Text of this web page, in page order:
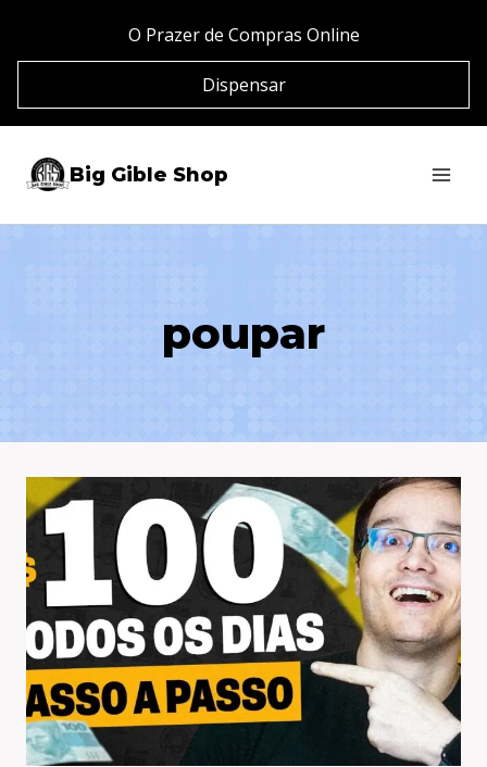
Conteúdo
O Prazer de Compras Online
Dispensar
Big Gible Shop
poupar